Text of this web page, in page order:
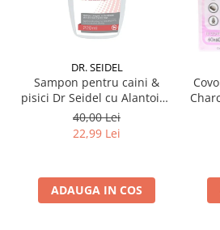
DR. SEIDEL
Sampon pentru caini &
pisici Dr Seidel cu Alantoina
220 ml
40,00 Lei
22,99 Lei
ADAUGA IN COS